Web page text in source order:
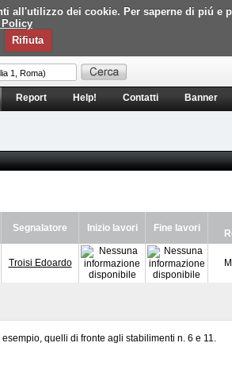
dei cookie. Per saperne di piú e
Policy
Rifiuta
Report Help! Contatti Banner
Segnalatore Inizio lavori Fine lavori
Troisi Edoardo
quelli di fronte agli stabilimenti n. 6 e 11.